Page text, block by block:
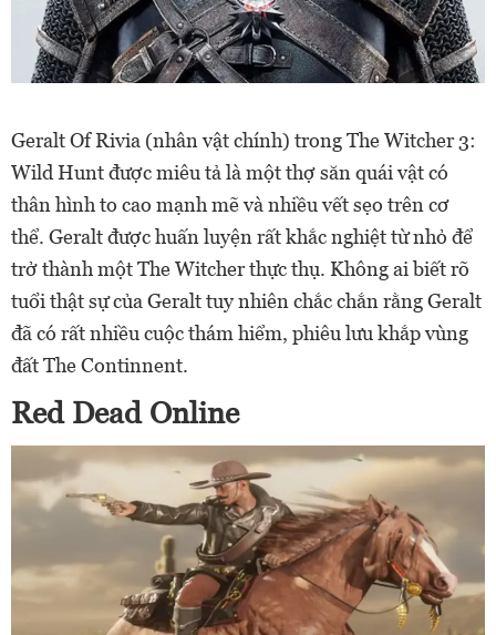
Geralt Of Rivia (nhân vật chính) trong The Witcher 3:
Wild Hunt được miêu tả là một thợ săn quái vật có
thân hình to cao mạnh mẽ và nhiều vết sẹo trên cơ
thể. Geralt được huấn luyện rất khắc nghiệt từ nhỏ để
trở thành một The Witcher thực thụ. Không ai biết rõ
tuổi thật sự của Geralt tuy nhiên chắc chắn rằng Geralt
đã có rất nhiều cuộc thám hiểm, phiêu lưu khắp vùng
đất The Continnent.
Red Dead Online